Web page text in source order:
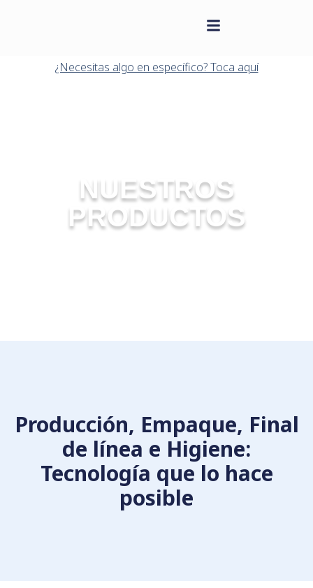
¿Necesitas algo en específico? Toca aquí
NUESTROS
PRODUCTOS
Producción, Empaque, Final
de línea e Higiene:
Tecnología que lo hace
posible